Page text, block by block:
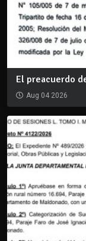
El preacuerdo
Aug 04 2026